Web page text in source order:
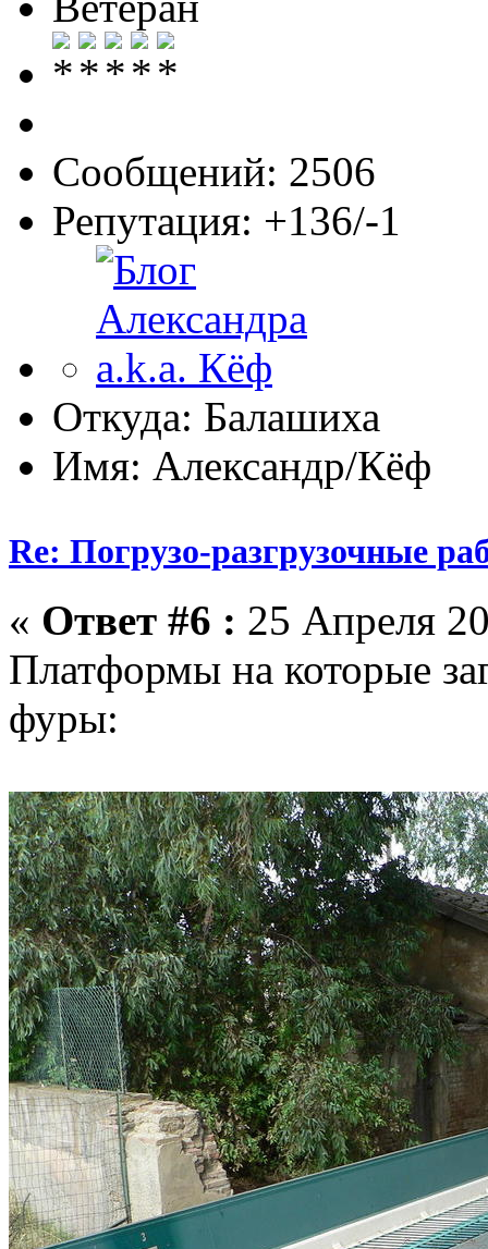
Сообщений: 2506
Репутация: +136/-1
Откуда: Балашиха
Имя: Александр/Кёф
Re: Погрузо-разгрузочные
« Ответ #6 : 25 Апреля
Платформы на которые
фуры: